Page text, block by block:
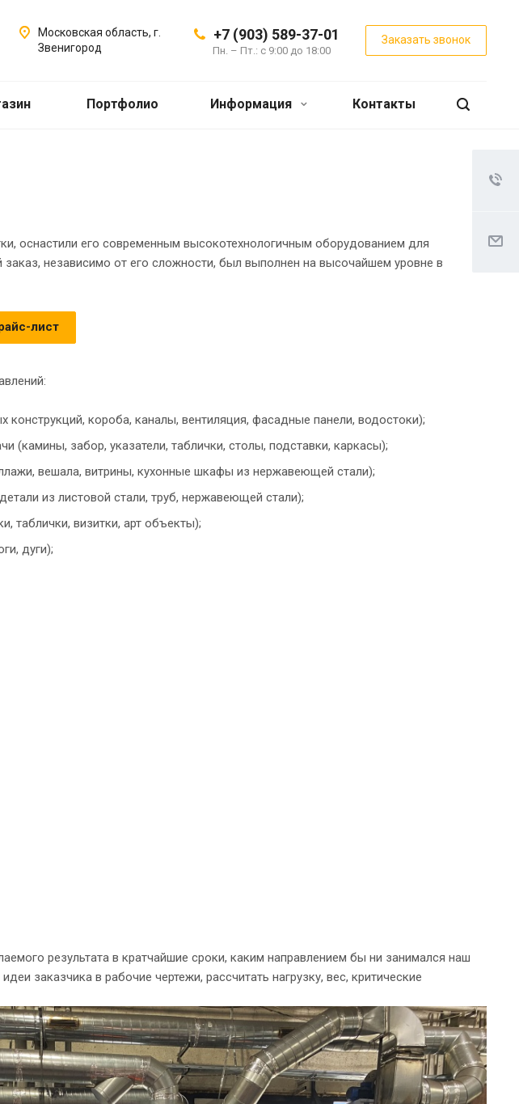
+7 (903) 589-37-01
Пн. – Пт.: с 9:00 до 18:00
Заказать звонок
Московская область, г.
Звенигород
Портфолио Информация Контакты
оснастили его современным высокотехнологичным оборудованием для
независимо от его сложности, был выполнен на высочайшем уровне в
лист
конструкций, короба, каналы, вентиляция, фасадные панели, водостоки);
(камины, забор, указатели, таблички, столы, подставки, каркасы);
вешала, витрины, кухонные шкафы из нержавеющей стали);
из листовой стали, труб, нержавеющей стали);
таблички, визитки, арт объекты);
дуги);
результата в кратчайшие сроки, каким направлением бы ни занимался наш
заказчика в рабочие чертежи, рассчитать нагрузку, вес, критические